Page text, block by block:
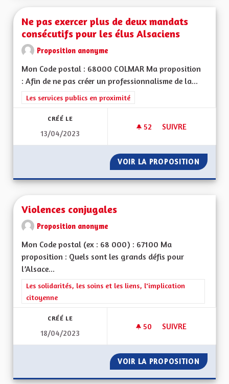
Ne pas exercer plus de deux mandats
consécutifs pour les élus Alsaciens
Proposition anonyme
Mon Code postal : 68000 COLMAR Ma proposition
: Afin de ne pas créer un professionnalisme de la...
Filtrer les résultats de la catégorie : Les services publics en
Les services publics en proximité
CRÉÉ LE
13/04/2023
52 52 ABONNÉS
SUIVRE
VOIR LA PROPOSITION NE
Violences conjugales
Proposition anonyme
Mon Code postal (ex : 68 000) : 67100 Ma
proposition : Quels sont les grands défis pour
l’Alsace...
Filtrer les résultats de la catégorie : Les solidarités, les soins
Les solidarités, les soins et les liens, l'implication
citoyenne
CRÉÉ LE
18/04/2023
50 50 ABONNÉS
SUIVRE
VOIR LA PROPOSITION